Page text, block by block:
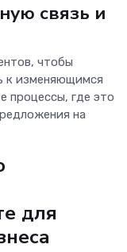
связь и
чтобы
к изменяющимся
процессы, где это
на
для